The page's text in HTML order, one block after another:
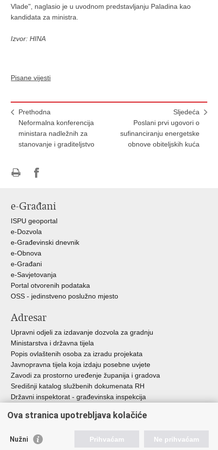
Vlade", naglasio je u uvodnom predstavljanju Paladina kao
kandidata za ministra.
Izvor: HINA
Pisane vijesti
Prethodna
Neformalna konferencija
ministara nadležnih za
stanovanje i graditeljstvo
Sljedeća
Poslani prvi ugovori o
sufinanciranju energetske
obnove obiteljskih kuća
FacebookuTwitteru
e-Građani
ISPU geoportal
e-Dozvola
e-Građevinski dnevnik
e-Obnova
e-Građani
e-Savjetovanja
Portal otvorenih podataka
OSS - jedinstveno poslužno mjesto
Adresar
Upravni odjeli za izdavanje dozvola za gradnju
Ministarstva i državna tijela
Popis ovlaštenih osoba za izradu projekata
Javnopravna tijela koja izdaju posebne uvjete
Zavodi za prostorno uređenje županija i gradova
Središnji katalog službenih dokumenata RH
Državni inspektorat - građevinska inspekcija
Vlada Republike Hrvatske
Ova stranica upotrebljava kolačiće
Nužni Prihvaćam Ne prihvaćam